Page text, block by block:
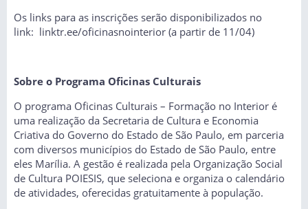
Os links para as inscrições serão disponibilizados no
link: linktr.ee/oficinasnointerior (a partir de 11/04)
Sobre o Programa Oficinas Culturais
O programa Oficinas Culturais – Formação no Interior é
uma realização da Secretaria de Cultura e Economia
Criativa do Governo do Estado de São Paulo, em parceria
com diversos municípios do Estado de São Paulo, entre
eles Marília. A gestão é realizada pela Organização Social
de Cultura POIESIS, que seleciona e organiza o calendário
de atividades, oferecidas gratuitamente à população.